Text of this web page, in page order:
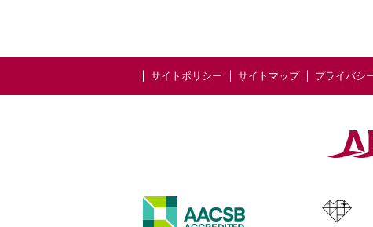
サイトポリシー サイトマップ プライバシ